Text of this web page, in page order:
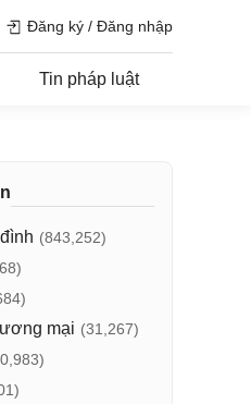
Đăng ký / Đăng nhập
Tin pháp luật
(843,252)
mại (31,267)